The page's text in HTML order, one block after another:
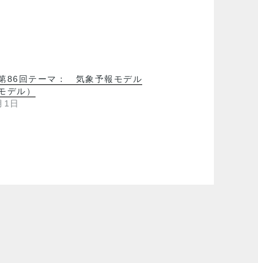
86回テーマ： 気象予報モデル
デル）
1日